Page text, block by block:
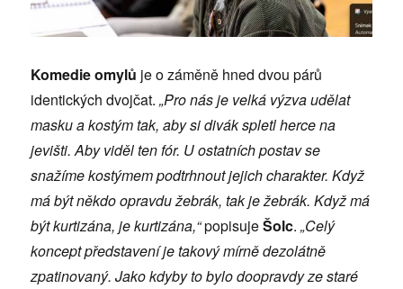
Komedie omylů je o záměně hned dvou párů
identických dvojčat.„Pro nás je velká výzva udělat
masku a kostým tak, aby si divák spletl herce na
jevišti. Aby viděl ten fór. U ostatních postav se
snažíme kostýmem podtrhnout jejich charakter. Když
má být někdo opravdu žebrák, tak je žebrák. Když má
být kurtizána, je kurtizána,“popisujeŠolc.„Celý
koncept představení je takový mírně dezolátně
zpatinovaný. Jako kdyby to bylo doopravdy ze staré